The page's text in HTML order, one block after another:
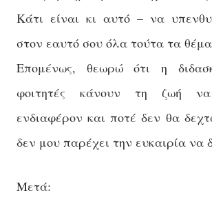
Κάτι είναι κι αυτό – να
στον εαυτό σου όλα τούτα τα
Επομένως, θεωρώ ότι η
φοιτητές κάνουν τη ζωή
ενδιαφέρον και ποτέ δεν θα
δεν μου παρέχει την ευκαιρία να
Μετά: